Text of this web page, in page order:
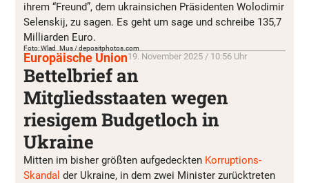
ihrem “Freund”, dem ukrainsichen Präsidenten Wolodimir
Selenskij, zu sagen. Es geht um sage und schreibe 135,7
Milliarden Euro.
Foto: Wlad_Mus / depositphotos.com
Europäische Union19. November 2025 / 10:56 Uhr
Bettelbrief an
Mitgliedsstaaten wegen
riesigem Budgetloch in
Ukraine
Mitten im bisher größten aufgedeckten Korruptions-
Skandal der Ukraine, in dem zwei Minister zurücktreten